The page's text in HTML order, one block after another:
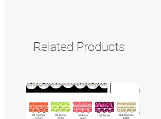
Related Products